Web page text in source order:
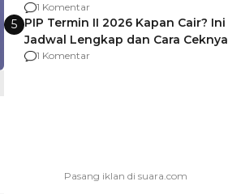
Usai Jadi Brigjen
1 Komentar
5 PIP Termin II 2026 Kapan Cair? Ini
Jadwal Lengkap dan Cara Ceknya
agar Dana Tidak Hangus!
1 Komentar